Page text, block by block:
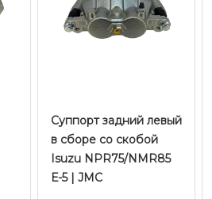
Суппорт задний левый
в сборе со скобой
Isuzu NPR75/NMR85
Е-5 | JMC